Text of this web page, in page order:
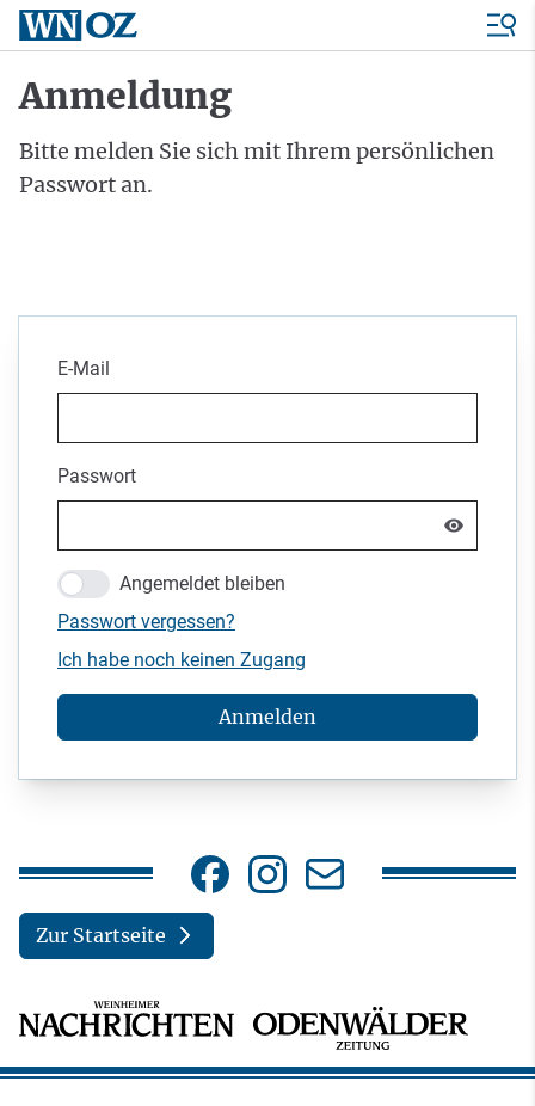
Anmeldung
Bitte melden Sie sich mit Ihrem persönlichen
Passwort an.
E-Mail
Passwort
Angemeldet bleiben
Passwort vergessen?
Ich habe noch keinen Zugang
Anmelden
Zur Startseite